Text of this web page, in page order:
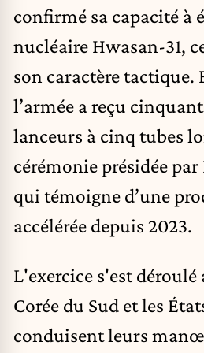
confirmé sa capacité à
nucléaire Hwasan-31,
son caractère tactique.
l’armée a reçu
lanceurs à cinq tubes
cérémonie présidée
qui témoigne d’une
accélérée depuis 2023.
L'exercice s'est déroulé
Corée du Sud et les
conduisent leurs